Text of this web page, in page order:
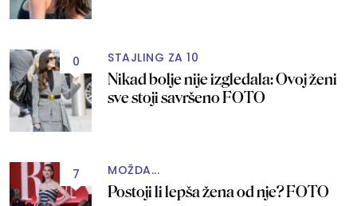
0 STAJLING ZA 10
Nikad bolje nije izgledala: Ovoj ženi
sve stoji savršeno FOTO
7 MOŽDA...
Postoji li lepša žena od nje? FOTO